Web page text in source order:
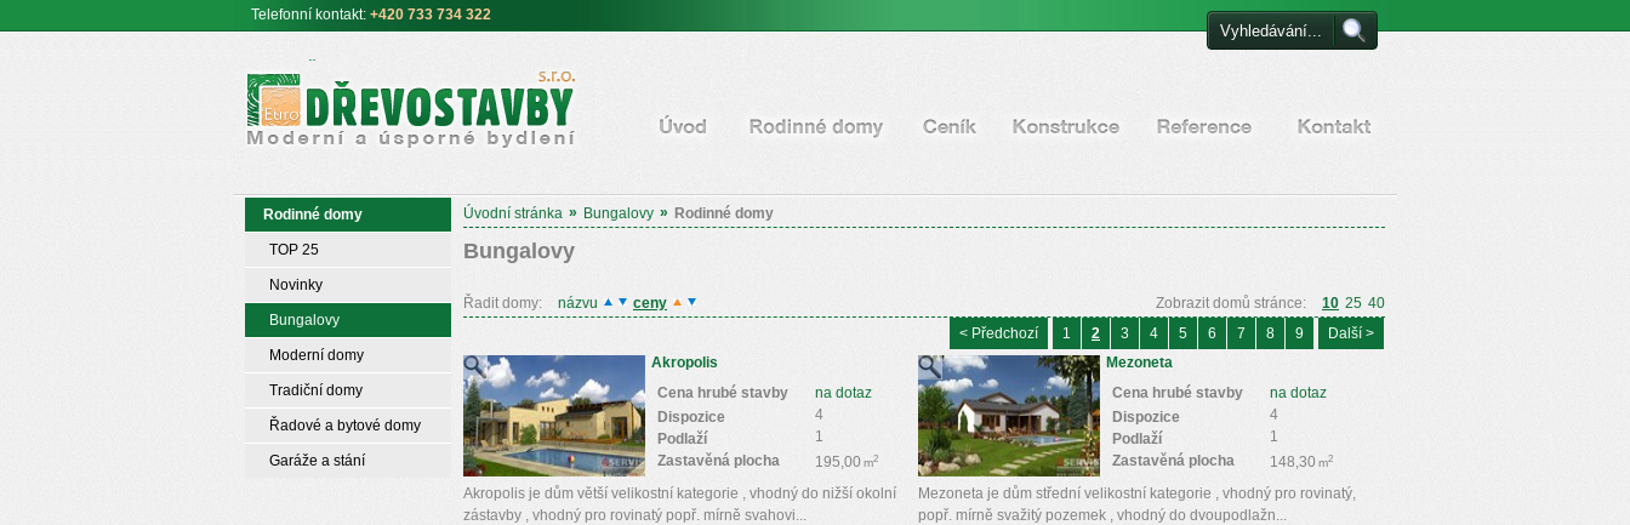
Euro DŘEVOSTAVBY s.r.o. úsporné a
moderní bydlení
Telefonní kontakt: +420 733 734 322
Úvodní stránka » Bungalovy » Rodinné domy
Bungalovy
Řadit domy: názvu ceny Zobrazit domů stránce: 10 25 40
< Předchozí
1 2 3 4 5 6 7 8 9
Další >
Akropolis
na dotaz
Cena hrubé stavby
4
Dispozice
1
Podlaží
195,00 m2
Zastavěná plocha
Akropolis je dům větší velikostní kategorie , vhodný do nižší okolní
zástavby , vhodný pro rovinatý popř. mírně svahovi...
Mezoneta
na dotaz
Cena hrubé stavby
4
Dispozice
1
Podlaží
148,30m2
Zastavěná plocha
Mezoneta je dům střední velikostní kategorie , vhodný pro rovinatý,
popř. mírně svažitý pozemek , vhodný do dvoupodlažn...
Rodinné domy
TOP 25
Novinky
Bungalovy
Moderní domy
Tradiční domy
Řadové a bytové domy
Garáže a stání